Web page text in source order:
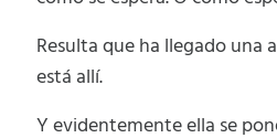
Resulta que ha llegado una
está allí.
Y evidentemente ella se